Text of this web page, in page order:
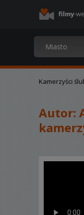
filmy-
Kamerzyści
Autor: